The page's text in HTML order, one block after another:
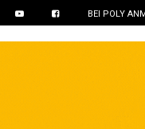
BEI POLY